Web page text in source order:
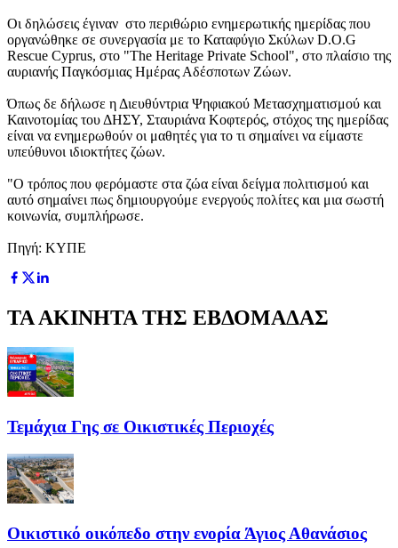
Οι δηλώσεις έγιναν στο περιθώριο ενημερωτικής ημερίδας που
οργανώθηκε σε συνεργασία με το Καταφύγιο Σκύλων D.O.G
Rescue Cyprus, στο "The Heritage Private School", στο πλαίσιο της
αυριανής Παγκόσμιας Ημέρας Αδέσποτων Ζώων.
Όπως δε δήλωσε η Διευθύντρια Ψηφιακού Μετασχηματισμού και
Καινοτομίας του ΔΗΣΥ, Σταυριάνα Κοφτερός, στόχος της ημερίδας
είναι να ενημερωθούν οι μαθητές για το τι σημαίνει να είμαστε
υπεύθυνοι ιδιοκτήτες ζώων.
"Ο τρόπος που φερόμαστε στα ζώα είναι δείγμα πολιτισμού και
αυτό σημαίνει πως δημιουργούμε ενεργούς πολίτες και μια σωστή
κοινωνία, συμπλήρωσε.
Πηγή: ΚΥΠΕ
ΤΑ ΑΚΙΝΗΤΑ ΤΗΣ ΕΒΔΟΜΑΔΑΣ
Τεμάχια Γης σε Οικιστικές Περιοχές
Οικιστικό οικόπεδο στην ενορία Άγιος Αθανάσιος